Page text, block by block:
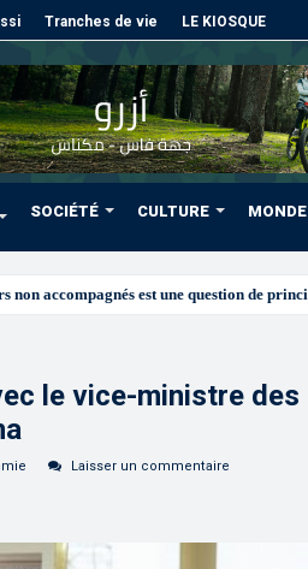
Tranches de vie LE KIOSQUE
SOCIÉTÉ CULTURE MONDE
le vice-ministre des
Laisser un commentaire